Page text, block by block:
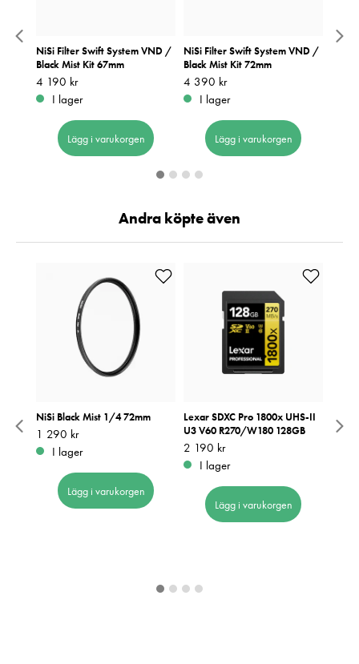
NiSi Filter Swift System VND /
Black Mist Kit 67mm
Pris:4 190 kr
4 190 kr
I lager
Lägg i varukorgen
NiSi Filter Swift System VND /
Black Mist Kit 72mm
Pris:4 390 kr
4 390 kr
I lager
Lägg i varukorgen
Andra köpte även
NiSi Black Mist 1/4 72mm
Pris:1 290 kr
1 290 kr
I lager
Lägg i varukorgen
Lexar SDXC Pro 1800x UHS-II
U3 V60 R270/W180 128GB
Pris:2 190 kr
2 190 kr
I lager
Lägg i varukorgen
NiSi